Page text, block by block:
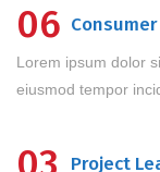
06
Lorem ipsum dolor
eiusmod tempor
Project